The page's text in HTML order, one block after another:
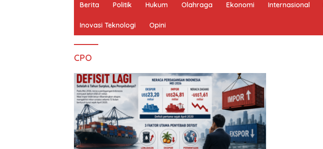
Berita Politik Hukum Olahraga Ekonomi Internasional
Inovasi Teknologi Opini
CPO